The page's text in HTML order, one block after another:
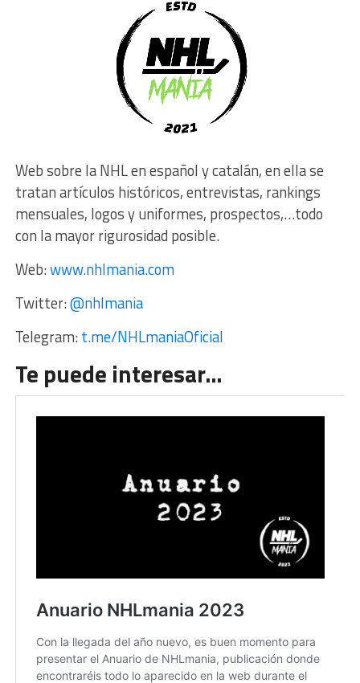
Web sobre la NHL en español y catalán, en ella se
tratan artículos históricos, entrevistas, rankings
mensuales, logos y uniformes, prospectos,…todo
con la mayor rigurosidad posible.
Web:www.nhlmania.com
Twitter:@nhlmania
Telegram:t.me/NHLmaniaOficial
Te puede interesar…